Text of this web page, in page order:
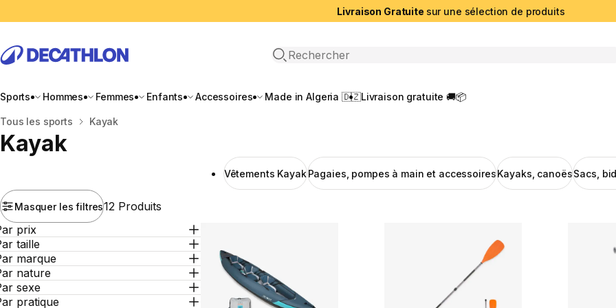
Livraison Gratuite sur une sélection de produits
Recherche ouverte
Sports Hommes Femmes Enfants Accessoires Made in Algeria 🇩🇿Livraison gratuite 🚚📦
Accueil
Tous les sports Kayak
Kayak
Vêtements KayakPagaies, pompes à main et accessoiresKayaks, canoësSacs,
Masquer les filtres12 Produits
prix
taille
marque
nature
sexe
pratique